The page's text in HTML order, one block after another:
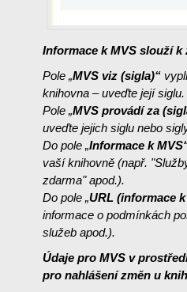
Informace k MVS slouží
Pole „MVS viz (sigla)“
knihovna – uveďte její siglu.
Pole „MVS provádí za
uveďte jejich siglu nebo
Do pole „Informace k
vaší knihovně (např.
zdarma" apod.).
Do pole „URL (informace
informace o podmínkách
služeb apod.).
Údaje pro MVS v
pro nahlášení změn u